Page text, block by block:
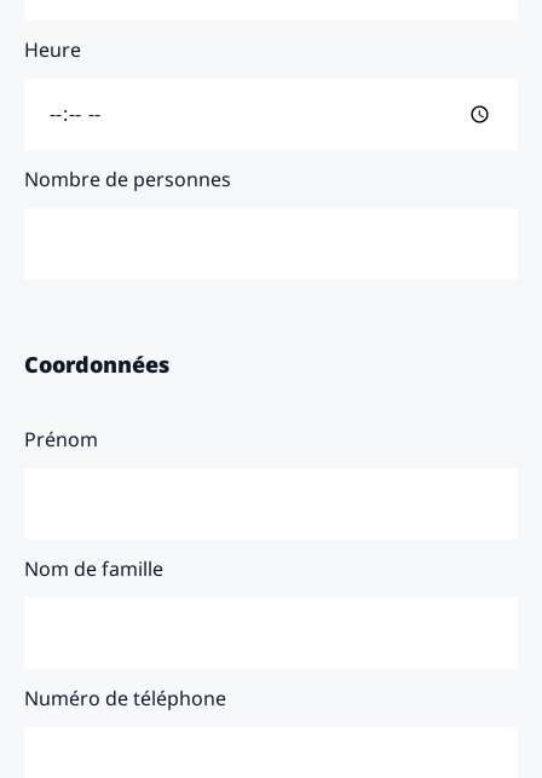
Heure
Nombre de personnes
Coordonnées
Prénom
Nom de famille
Numéro de téléphone